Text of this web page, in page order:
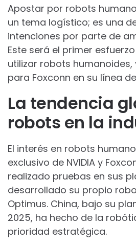
Apostar por robots
un tema logístico; es una
intenciones por parte de
Este será el primer esfuerzo
utilizar robots
para Foxconn en su línea
La tendencia
robots en la
El interés en robots
exclusivo de NVIDIA y
realizado pruebas en sus
desarrollado su propio
Optimus. China, bajo su
2025, ha hecho de la
prioridad estratégica.